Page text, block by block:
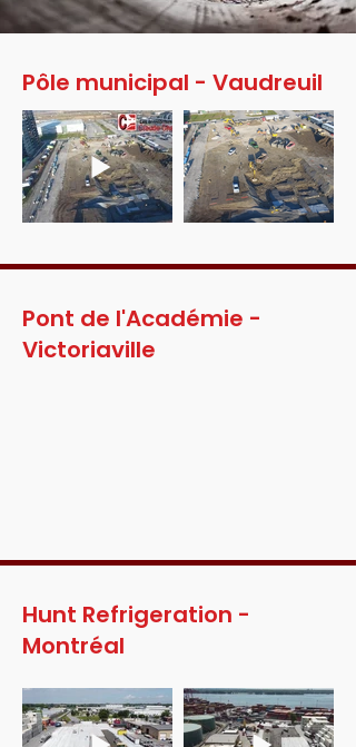
Pôle municipal - Vaudreuil
Pont de l'Académie -
Victoriaville
Hunt Refrigeration -
Montréal